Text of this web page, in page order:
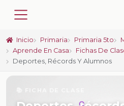
Inicio Primaria Primaria 5to
Aprende En Casa
Fichas De
Deportes, Récords Y Alumnos